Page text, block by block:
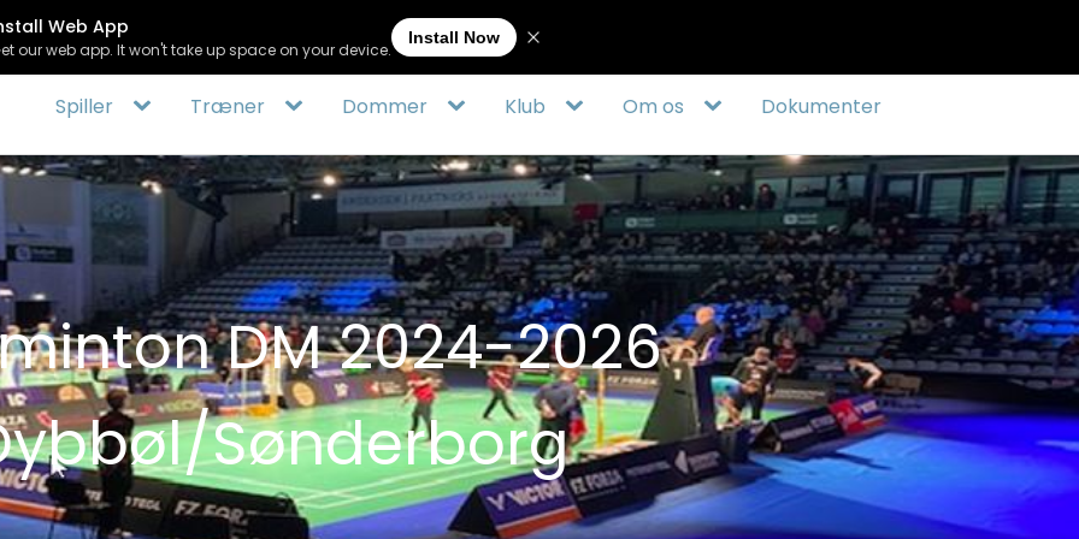
(+45) 40583050
Spiller Træner Dommer Klub Om os Dokumenter
DM 2024-2026
Sønderborg